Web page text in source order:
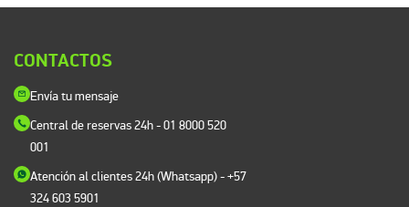
CONTACTOS
Envía tu mensaje
Central de reservas 24h- 01 8000 520
001
Atención al clientes 24h (Whatsapp)- +57
324 603 5901